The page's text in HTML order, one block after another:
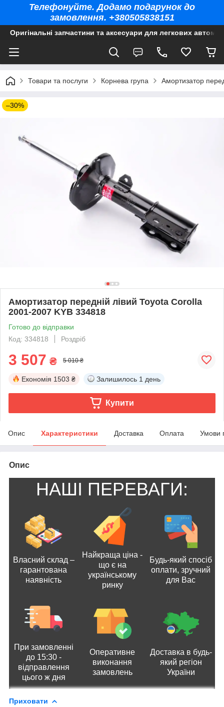
Телефонуйте. Додамо подарунок до
замовлення. +380505838151
Оригінальні запчастини та аксесуари для легкових
Товари та послуги Корнева група Амортизатор
–30%
Амортизатор передній лівий Toyota Corolla
2001-2007 KYB 334818
Готово до відправки
Код: 334818
Роздріб
3 507 ₴ 5 010 ₴
Економія 1503 ₴ Залишилось 1 день
Купити
Опис Характеристики Доставка Оплата Умови
Опис
НАШІ ПЕРЕВАГИ:
Власний склад –
гарантована
наявність
Найкраща ціна -
що є на
українському
ринку
Будь-який спосіб
оплати, зручний
для Вас
При замовленні
до 15:30 -
відправлення
цього ж дня
Оперативне
виконання
замовлень
Доставка в будь-
який регіон
України
Приховати